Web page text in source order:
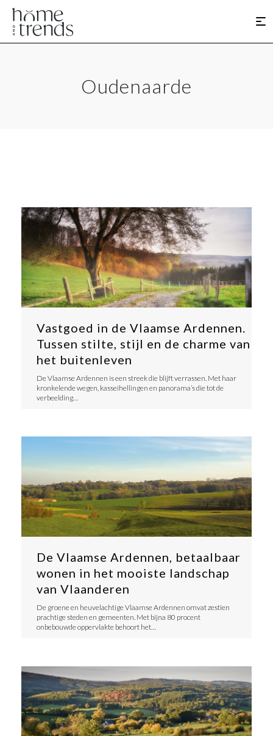
Oudenaarde
Vastgoed in de Vlaamse Ardennen.
Tussen stilte, stijl en de charme van
het buitenleven
​De Vlaamse Ardennen is een streek die blijft verrassen. Met haar
kronkelende wegen, kasseihellingen en panorama’s die tot de
verbeelding…
De Vlaamse Ardennen, betaalbaar
wonen in het mooiste landschap
van Vlaanderen
De groene en heuvelachtige Vlaamse Ardennen omvat zestien
prachtige steden en gemeenten. Met bijna 80 procent
onbebouwde oppervlakte behoort het…